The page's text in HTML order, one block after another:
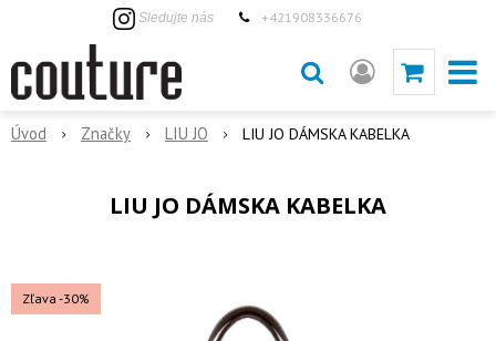
Sledujte nás +421908336676
Úvod Značky LIU JO LIU JO DÁMSKA KABELKA
LIU JO DÁMSKA KABELKA
Zľava -30%